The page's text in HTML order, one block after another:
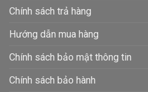
Chính sách trả hàng
Hướng dẫn mua hàng
Chính sách bảo mật thông tin
Chính sách bảo hành